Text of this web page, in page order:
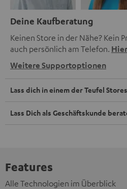
Deine Kaufberatung
Keinen Store in der Nähe? Kein
auch persönlich am Telefon.
Weitere Supportoptionen
Lass dich in einem der Teufel
Lass Dich als Geschäftskunde
Features
Alle Technologien im Überblick